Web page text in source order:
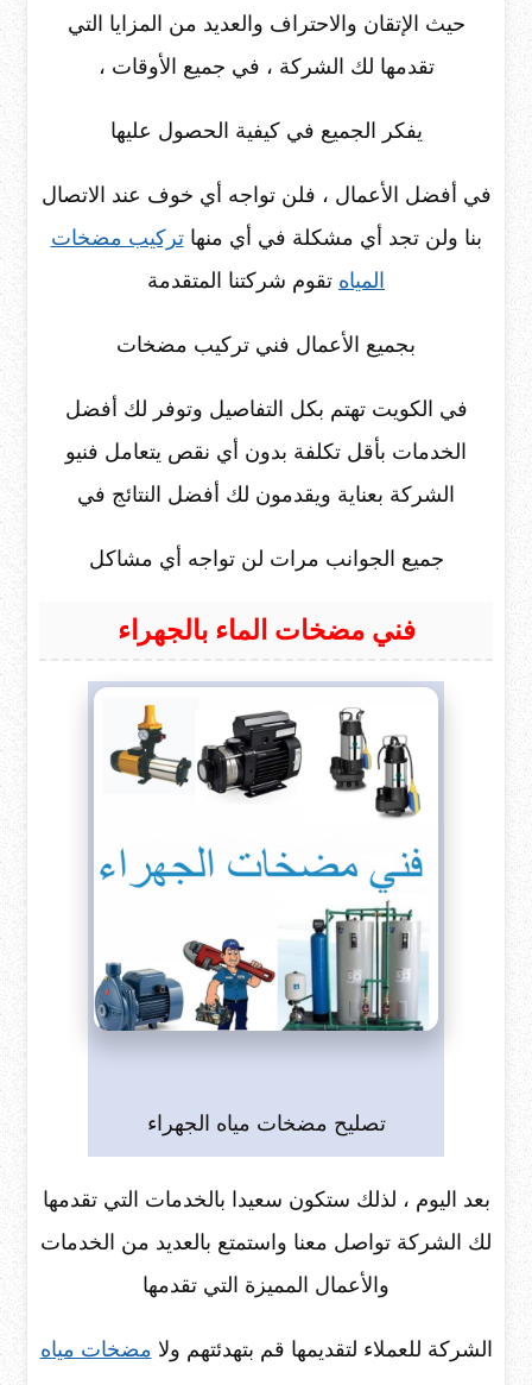
حيث الإتقان والاحتراف والعديد من المزايا التي
تقدمها لك الشركة ، في جميع الأوقات ،
يفكر الجميع في كيفية الحصول عليها
في أفضل الأعمال ، فلن تواجه أي خوف عند الاتصال
بنا ولن تجد أي مشكلة في أي منهاتركيب مضخات
المياه تقوم شركتنا المتقدمة
بجميع الأعمال فني تركيب مضخات
في الكويت تهتم بكل التفاصيل وتوفر لك أفضل
الخدمات بأقل تكلفة بدون أي نقص يتعامل فنيو
الشركة بعناية ويقدمون لك أفضل النتائج في
جميع الجوانب مرات لن تواجه أي مشاكل
فني مضخات الماء بالجهراء
تصليح مضخات مياه الجهراء
بعد اليوم ، لذلك ستكون سعيدا بالخدمات التي تقدمها
لك الشركة تواصل معنا واستمتع بالعديد من الخدمات
والأعمال المميزة التي تقدمها
الشركة للعملاء لتقديمها قم بتهدئتهم ولا مضخات مياه